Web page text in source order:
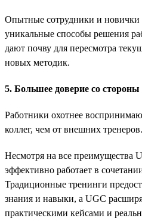
Опытные сотрудники и новички
уникальные способы решения
дают почву для пересмотра
новых методик.
5. Большее доверие со стороны
Работники охотнее
коллег, чем от внешних тренеров.
Несмотря на все преимущества
эффективно работает в
Традиционные тренинги
знания и навыки, а UGC
практическими кейсами и